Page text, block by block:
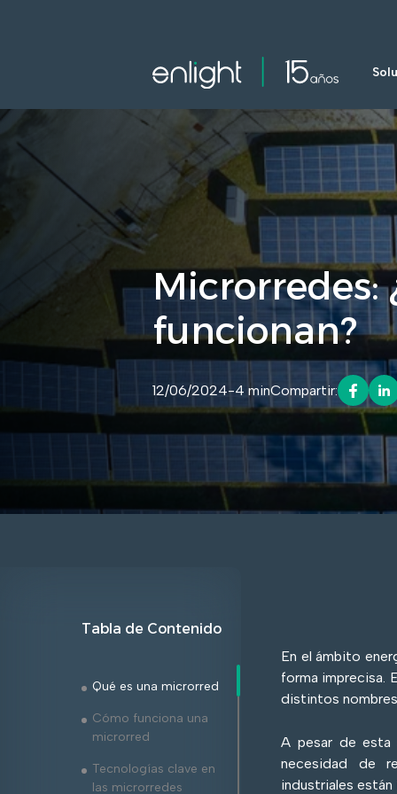
Microrredes:
funcionan?
12/06/2024-4 minCompartir:
Tabla de Contenido
Qué es una microrred
Cómo funciona una
microrred
Tecnologías clave en
las microrredes
En el ámbito
forma imprecisa.
distintos
A pesar de esta
necesidad de
industriales están